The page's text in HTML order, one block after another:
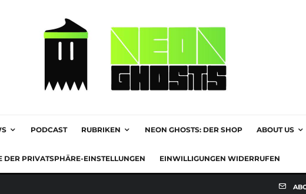
PODCAST RUBRIKEN NEON GHOSTS: DER SHOP ABOUT US
DER PRIVATSPHÄRE-EINSTELLUNGEN EINWILLIGUNGEN WIDERRUFEN